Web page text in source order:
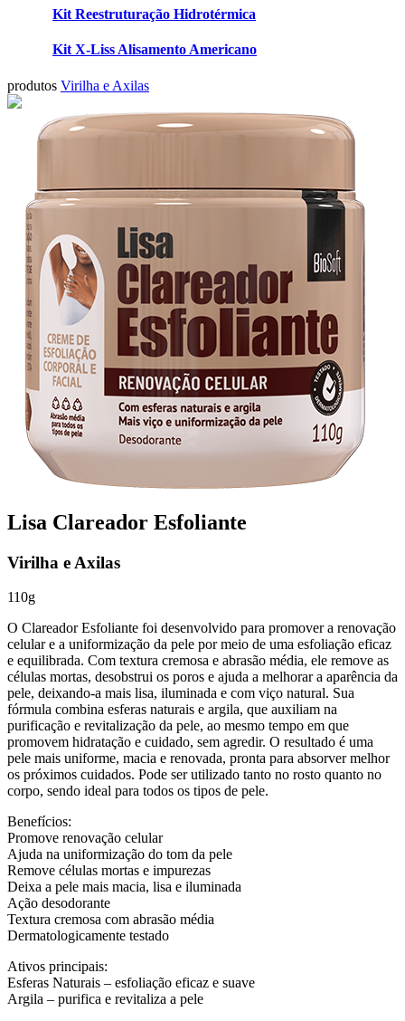
Kit Reestruturação Hidrotérmica
Kit X-Liss Alisamento Americano
produtos Virilha e Axilas
Lisa Clareador Esfoliante
Virilha e Axilas
110g
O Clareador Esfoliante foi desenvolvido para promover a renovação
celular e a uniformização da pele por meio de uma esfoliação eficaz
e equilibrada. Com textura cremosa e abrasão média, ele remove as
células mortas, desobstrui os poros e ajuda a melhorar a aparência da
pele, deixando-a mais lisa, iluminada e com viço natural. Sua
fórmula combina esferas naturais e argila, que auxiliam na
purificação e revitalização da pele, ao mesmo tempo em que
promovem hidratação e cuidado, sem agredir. O resultado é uma
pele mais uniforme, macia e renovada, pronta para absorver melhor
os próximos cuidados. Pode ser utilizado tanto no rosto quanto no
corpo, sendo ideal para todos os tipos de pele.
Benefícios:
Promove renovação celular
Ajuda na uniformização do tom da pele
Remove células mortas e impurezas
Deixa a pele mais macia, lisa e iluminada
Ação desodorante
Textura cremosa com abrasão média
Dermatologicamente testado
Ativos principais:
Esferas Naturais – esfoliação eficaz e suave
Argila – purifica e revitaliza a pele